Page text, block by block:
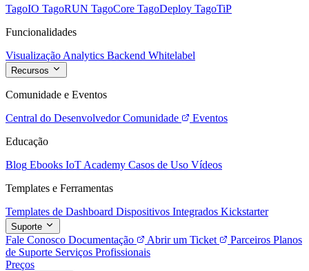
TagoIO TagoRUN TagoCore TagoDeploy TagoTiP
Funcionalidades
Visualização Analytics Backend Whitelabel
Recursos
Comunidade e Eventos
Central do Desenvolvedor Comunidade
Eventos
Educação
Blog Ebooks IoT Academy Casos de Uso Vídeos
Templates e Ferramentas
Templates de Dashboard Dispositivos Integrados Kickstarter
Suporte
Fale Conosco Documentação Abrir um Ticket Parceiros Planos
de Suporte Serviços Profissionais
Preços